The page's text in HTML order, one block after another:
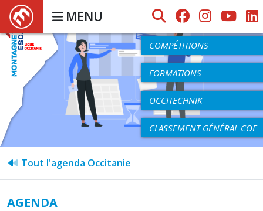
MENU AGENDA
COMPÉTITIONS
FORMATIONS
OCCITECHNIK
CLASSEMENT GÉNÉRAL COE
Tout l'agenda Occitanie
AGENDA